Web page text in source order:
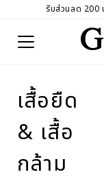
รับส่วนลด 200
เสื้อยืด
& เสื้อ
กล้าม